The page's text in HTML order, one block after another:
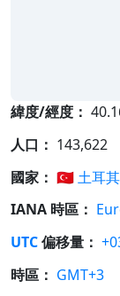
緯度/經度：
人口： 143,622
國家： 🇹🇷土耳其
IANA 時區：
UTC偏移量：
時區： GMT+3